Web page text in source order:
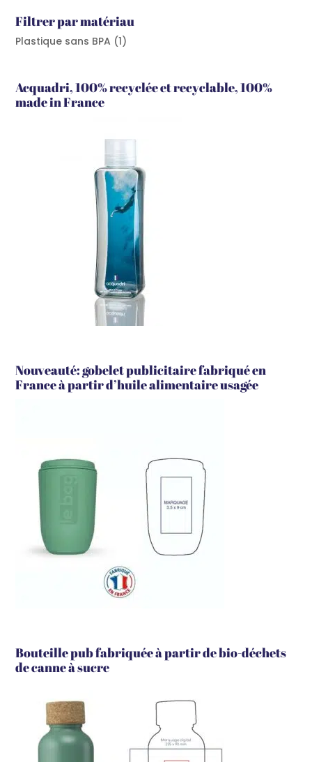
Filtrer par matériau
Plastique sans BPA (1)
Acquadri, 100% recyclée et recyclable, 100%
made in France
Nouveauté: gobelet publicitaire fabriqué en
France à partir d’huile alimentaire usagée
Bouteille pub fabriquée à partir de bio-déchets
de canne à sucre